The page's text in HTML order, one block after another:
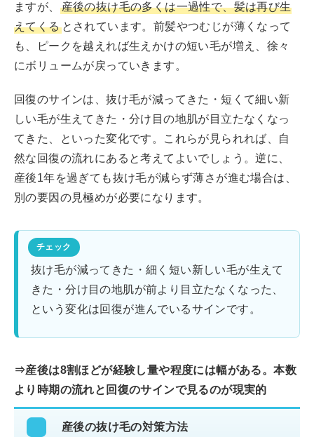
ますが、
産後の抜け毛の多くは一過性で、髪は再び生
えてくるとされています。前髪やつむじが薄くなって
も、ピークを越えれば生えかけの短い毛が増え、徐々
にボリュームが戻っていきます。
回復のサインは、抜け毛が減ってきた・短くて細い新
しい毛が生えてきた・分け目の地肌が目立たなくなっ
てきた、といった変化です。これらが見られれば、自
然な回復の流れにあると考えてよいでしょう。逆に、
産後1年を過ぎても抜け毛が減らず薄さが進む場合は、
別の要因の見極めが必要になります。
抜け毛が減ってきた・細く短い新しい毛が生えて
きた・分け目の地肌が前より目立たなくなった、
という変化は回復が進んでいるサインです。
⇒産後は8割ほどが経験し量や程度には幅がある。本数
より時期の流れと回復のサインで見るのが現実的
産後の抜け毛の対策方法